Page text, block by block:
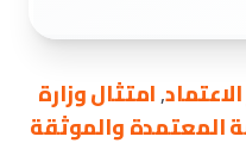
,امتثال وزارة
المعتمدة والموثقة